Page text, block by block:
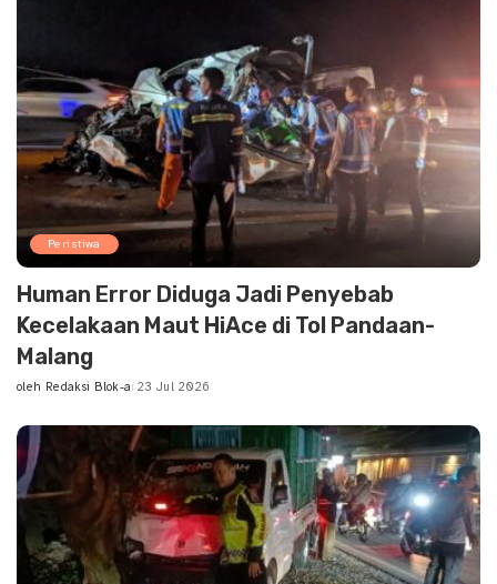
Peristiwa
Human Error Diduga Jadi Penyebab
Kecelakaan Maut HiAce di Tol Pandaan-
Malang
Posted
oleh Redaksi Blok-a 23 Jul 2026